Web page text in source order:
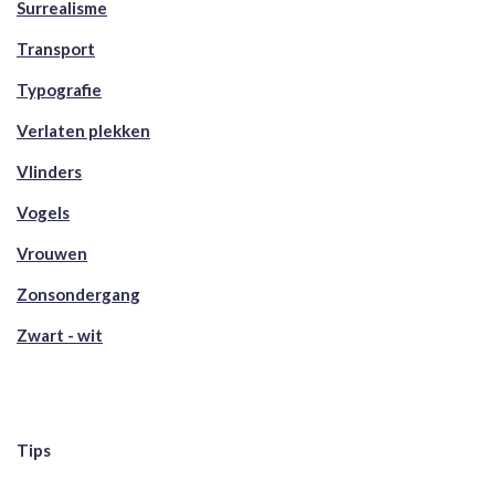
Surrealisme
Transport
Typografie
Verlaten plekken
Vlinders
Vogels
Vrouwen
Zonsondergang
Zwart - wit
Tips